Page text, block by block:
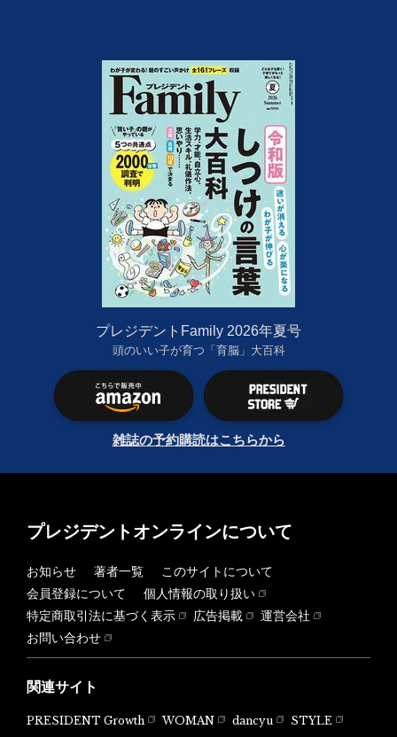
プレジデントFamily 2026年夏号
頭のいい子が育つ「育脳」大百科
雑誌の予約購読はこちらから
プレジデントオンラインについて
お知らせ 著者一覧
このサイトについて
会員登録について
個人情報の取り扱い
特定商取引法に基づく表示
広告掲載
運営会社
お問い合わせ
関連サイト
PRESIDENT Growth WOMAN dancyu
STYLE